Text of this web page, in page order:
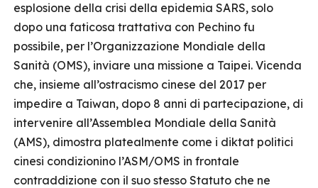
esplosione della crisi della epidemia SARS, solo
dopo una faticosa trattativa con Pechino fu
possibile, per l’Organizzazione Mondiale della
Sanità (OMS), inviare una missione a Taipei. Vicenda
che, insieme all’ostracismo cinese del 2017 per
impedire a Taiwan, dopo 8 anni di partecipazione, di
intervenire all’Assemblea Mondiale della Sanità
(AMS), dimostra platealmente come i diktat politici
cinesi condizionino l’ASM/OMS in frontale
contraddizione con il suo stesso Statuto che ne